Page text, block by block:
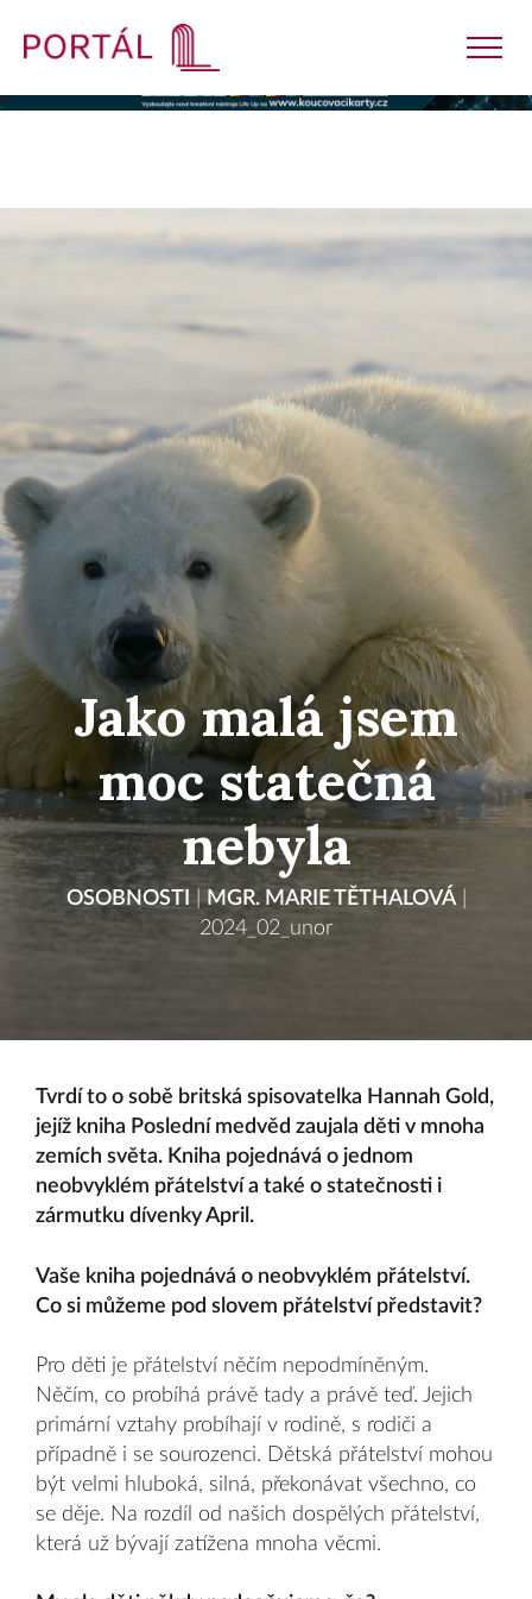
E-shop
Jako malá jsem
moc statečná
nebyla
OSOBNOSTI |MGR. MARIE TĚTHALOVÁ|
2024_02_unor
Tvrdí to o sobě britská spisovatelka Hannah Gold,
jejíž kniha Poslední medvěd zaujala děti v mnoha
zemích světa. Kniha pojednává o jednom
neobvyklém přátelství a také o statečnosti i
zármutku dívenky April.
Vaše kniha pojednává o neobvyklém přátelství.
Co si můžeme pod slovem přátelství představit?
Pro děti je přátelství něčím nepodmíněným.
Něčím, co probíhá právě tady a právě teď. Jejich
primární vztahy probíhají v rodině, s rodiči a
případně i se sourozenci. Dětská přátelství mohou
být velmi hluboká, silná, překonávat všechno, co
se děje. Na rozdíl od našich dospělých přátelství,
která už bývají zatížena mnoha věcmi.